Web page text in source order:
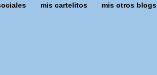
mis cartelitos mis otros blogs